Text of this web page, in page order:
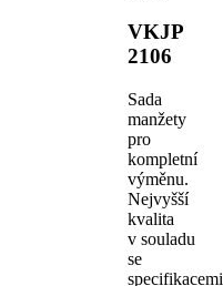
VKJP
2106
Sada
manžety
pro
kompletní
výměnu.
Nejvyšší
kvalita
v souladu
se
specifikacemi